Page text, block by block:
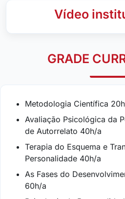
Vídeo
GRADE
Metodologia Científica
Avaliação Psicológica da
de Autorrelato 40h/a
Terapia do Esquema e
Personalidade 40h/a
As Fases do
60h/a